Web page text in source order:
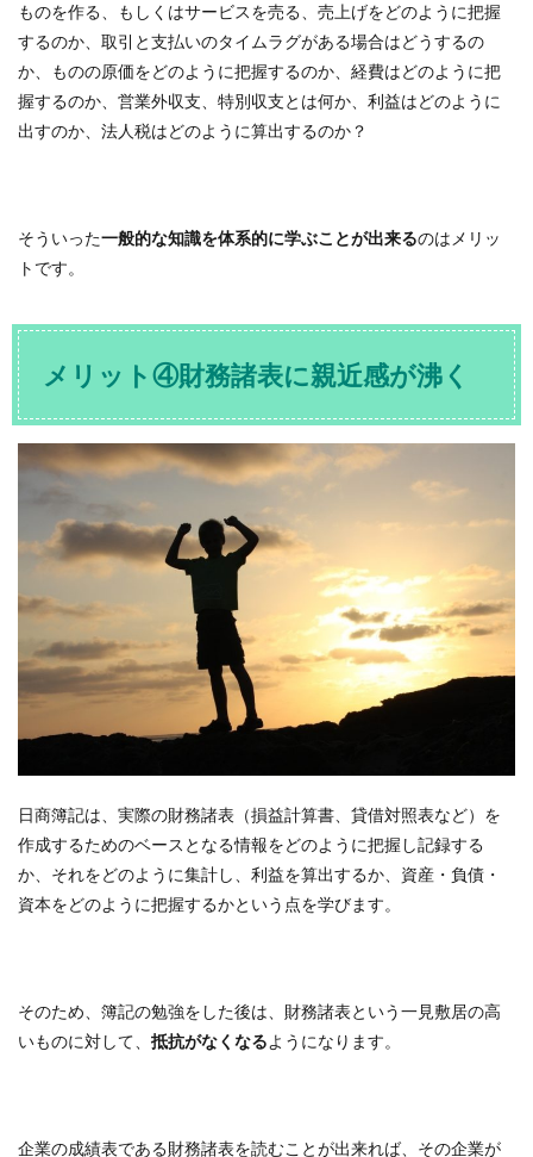
ものを作る、もしくはサービスを売る、売上げをどのように把握
するのか、取引と支払いのタイムラグがある場合はどうするの
か、ものの原価をどのように把握するのか、経費はどのように把
握するのか、営業外収支、特別収支とは何か、利益はどのように
出すのか、法人税はどのように算出するのか？
そういった一般的な知識を体系的に学ぶことが出来るのはメリッ
トです。
メリット④財務諸表に親近感が沸く
日商簿記は、実際の財務諸表（損益計算書、貸借対照表など）を
作成するためのベースとなる情報をどのように把握し記録する
か、それをどのように集計し、利益を算出するか、資産・負債・
資本をどのように把握するかという点を学びます。
そのため、簿記の勉強をした後は、財務諸表という一見敷居の高
いものに対して、 抵抗がなくなるようになります。
企業の成績表である財務諸表を読むことが出来れば、その企業が